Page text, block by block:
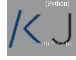
(Python)
2021.12.07